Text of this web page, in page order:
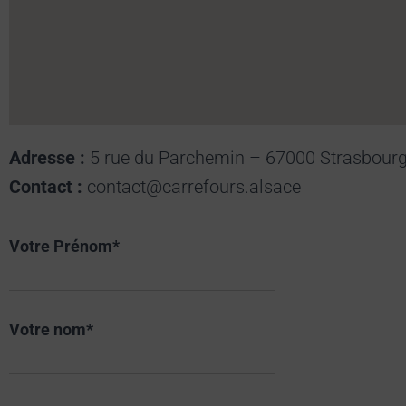
Adresse : 5 rue du Parchemin – 67000
Contact : contact@carrefours.alsace
Votre Prénom*
Votre nom*